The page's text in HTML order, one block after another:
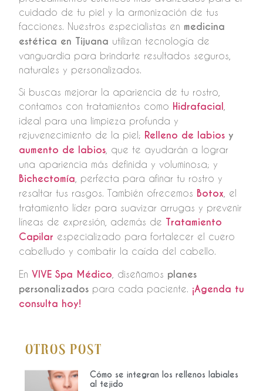
Otros Post
Cómo se integran los rellenos labiales
al tejido
cuidado de tu piel y la armonización de tus
facciones. Nuestros especialistas en medicina
estética en Tijuana utilizan tecnología de
vanguardia para brindarte resultados seguros,
naturales y personalizados.
Si buscas mejorar la apariencia de tu rostro,
contamos con tratamientos como Hidrafacial
ideal para una limpieza profunda y
rejuvenecimiento de la piel; Relleno de labios y
aumento de labios , que te ayudarán a lograr
una apariencia más definida y voluminosa; y
Bichectomía , perfecta para afinar tu rostro y
resaltar tus rasgos. También ofrecemos Botox , el
tratamiento líder para suavizar arrugas y prevenir
líneas de expresión, además de Tratamiento
Capilar especializado para fortalecer el cuero
cabelludo y combatir la caída del cabello.
En VIVE Spa Médico , diseñamos planes
personalizados para cada paciente. ¡Agenda tu
consulta hoy!